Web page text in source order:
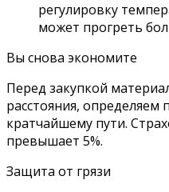
регулировку
может прогреть
Вы снова экономите
Перед закупкой
расстояния, определяем
кратчайшему пути.
превышает 5%.
Защита от грязи